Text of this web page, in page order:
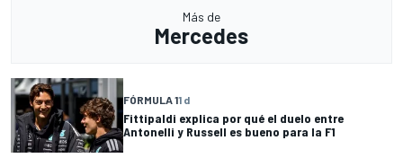
Más de
Mercedes
FÓRMULA 11 d
Fittipaldi explica por qué el duelo entre
Antonelli y Russell es bueno para la F1